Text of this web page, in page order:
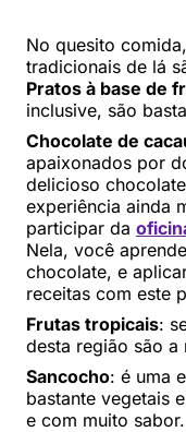
No quesito
tradicionais de lá
Pratos à base de
inclusive, são
Chocolate de
apaixonados por
delicioso
experiência ainda
participar da
Nela, você
chocolate, e
receitas com este
Frutas tropicais:
desta região são a
Sancocho: é uma
bastante vegetais
e com muito sabor.